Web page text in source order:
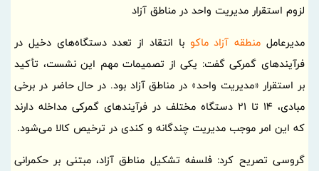
لزوم استقرار مدیریت واحد در مناطق آزاد
مدیرعامل منطقه آزاد ماکو با انتقاد از تعدد دستگاه‌های دخیل در
فرآیندهای گمرکی گفت: یکی از تصمیمات مهم این نشست، تأکید
بر استقرار «مدیریت واحد» در مناطق آزاد بود. در حال حاضر در برخی
مبادی، 14 تا 21 دستگاه مختلف در فرآیندهای گمرکی مداخله دارند
که این امر موجب مدیریت چندگانه و کندی در ترخیص کالا می‌شود.
گروسی تصریح کرد: فلسفه تشکیل مناطق آزاد، مبتنی بر حکمرانی